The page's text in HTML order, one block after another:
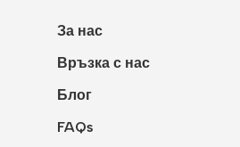
За нас
Връзка с нас
Блог
FAQs